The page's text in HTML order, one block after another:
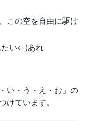
この空を自由に駆け
たい←)あれ
い・う・え・お」の
ています。